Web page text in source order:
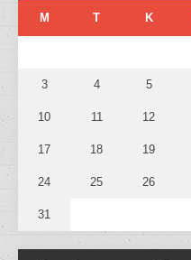
M T K
3 4 5
10 11 12
17 18 19
24 25 26
31